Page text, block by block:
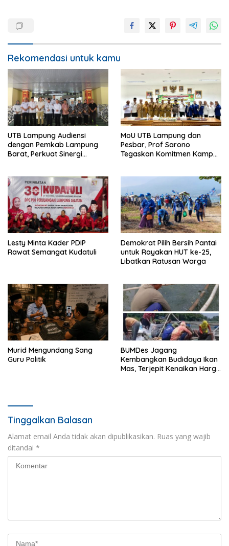
Rekomendasi untuk kamu
UTB Lampung Audiensi
dengan Pemkab Lampung
Barat, Perkuat Sinergi
MoU UTB Lampung dan
Pesbar, Prof Sarono
Tegaskan Komitmen Kampus
Lesty Minta Kader PDIP
Rawat Semangat Kudatuli
Demokrat Pilih Bersih Pantai
untuk Rayakan HUT ke-25,
Libatkan Ratusan Warga
Murid Mengundang Sang
Guru Politik
BUMDes Jagang
Kembangkan Budidaya Ikan
Mas, Terjepit Kenaikan Harga
Tinggalkan Balasan
Alamat email Anda tidak akan dipublikasikan. Ruas yang wajib
ditandai *